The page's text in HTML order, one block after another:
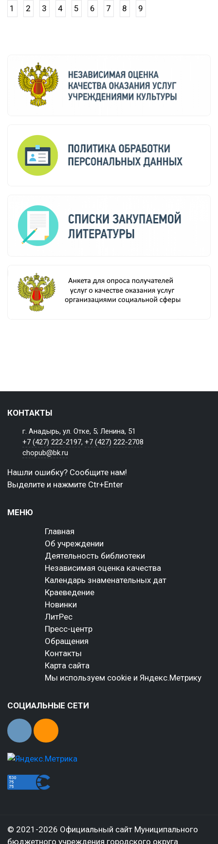
1 2 3 4 5 6 7 8 9
КОНТАКТЫ
г. Анадырь, ул. Отке, 5; Ленина, 51
+7 (427) 222-2197,+7 (427) 222-2708
chopub@bk.ru
Нашли ошибку? Сообщите нам!
Выделите и нажмите Ctr+Enter
МЕНЮ
Главная
Об учреждении
Деятельность библиотеки
Независимая оценка качества
Календарь знаменательных дат
Краеведение
Новинки
ЛитРес
Пресс-центр
Обращения
Контакты
Карта сайта
Мы используем cookie и Яндекс.Метрику
СОЦИАЛЬНЫЕ СЕТИ
© 2021-2026 Официальный сайт Муниципального
бюджетного учреждения городского округа